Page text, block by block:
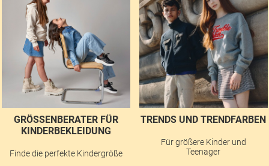
GRÖSSENBERATER FÜR K
INDERBEKLEIDUNG
Finde die perfekte Kindergröße
TRENDS UND TRENDFARBEN
Für größere Kinder und
Teenager